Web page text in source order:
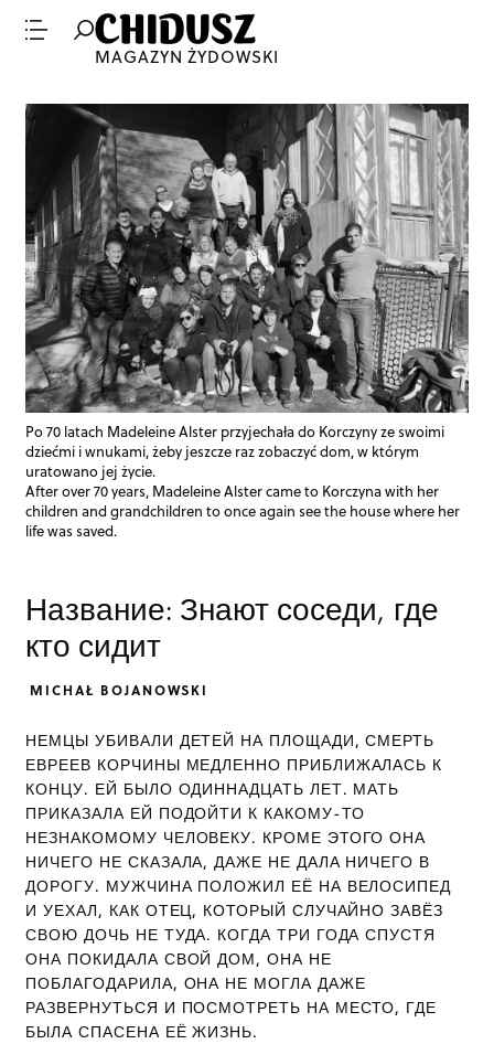
MAGAZYN ŻYDOWSKI
Po 70 latach Madeleine Alster przyjechała do Korczyny ze swoimi
dziećmi i wnukami, żeby jeszcze raz zobaczyć dom, w którym
uratowano jej życie.
After over 70 years, Madeleine Alster came to Korczyna with her
children and grandchildren to once again see the house where her
life was saved.
Название: Знают соседи, где
кто сидит
MICHAŁ BOJANOWSKI
НЕМЦЫ УБИВАЛИ ДЕТЕЙ НА ПЛОЩАДИ, СМЕРТЬ
ЕВРЕЕВ КОРЧИНЫ МЕДЛЕННО ПРИБЛИЖАЛАСЬ К
КОНЦУ. ЕЙ БЫЛО ОДИННАДЦАТЬ ЛЕТ. МАТЬ
ПРИКАЗАЛА ЕЙ ПОДОЙТИ К КАКОМУ-ТО
НЕЗНАКОМОМУ ЧЕЛОВЕКУ. КРОМЕ ЭТОГО ОНА
НИЧЕГО НЕ СКАЗАЛА, ДАЖЕ НЕ ДАЛА НИЧЕГО В
ДОРОГУ. МУЖЧИНА ПОЛОЖИЛ ЕЁ НА ВЕЛОСИПЕД
И УЕХАЛ, КАК ОТЕЦ, КОТОРЫЙ СЛУЧАЙНО ЗАВЁЗ
СВОЮ ДОЧЬ НЕ ТУДА. КОГДА ТРИ ГОДА СПУСТЯ
ОНА ПОКИДАЛА СВОЙ ДОМ, ОНА НЕ
ПОБЛАГОДАРИЛА, ОНА НЕ МОГЛА ДАЖЕ
РАЗВЕРНУТЬСЯ И ПОСМОТРЕТЬ НА МЕСТО, ГДЕ
БЫЛА СПАСЕНА ЕЁ ЖИЗНЬ.